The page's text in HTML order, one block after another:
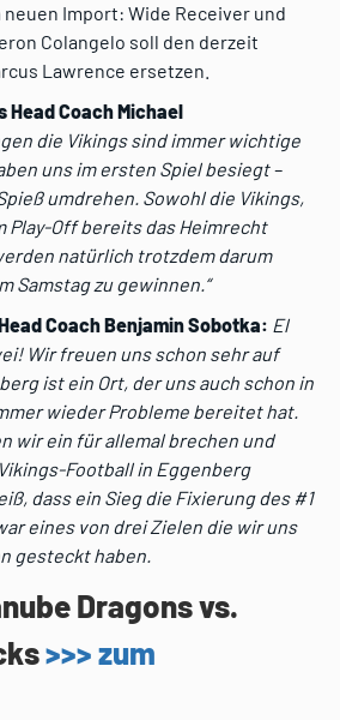
Import: Wide Receiver und
Colangelo soll den derzeit
Lawrence ersetzen.
Head Coach Michael
die Vikings sindimmer wichtige
uns im ersten Spiel besiegt –
umdrehen. Sowohl die Vikings,
Play-Off bereits dasHeimrecht
natürlich trotzdem darum
Samstag zu gewinnen.“
Coach Benjamin Sobotka: El
Wir freuen uns schon sehr auf
ist ein Ort, der uns auch schon in
wieder Probleme bereitet hat.
wir ein für allemal brechen und
Football in Eggenberg
dass ein Sieg die Fixierung des #1
eines von drei Zielen die wir uns
gesteckt haben.
Dragons vs.
>>> zum